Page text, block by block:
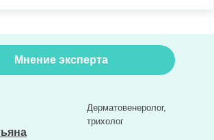
Мнение эксперта
Дерматовенеролог,
трихолог